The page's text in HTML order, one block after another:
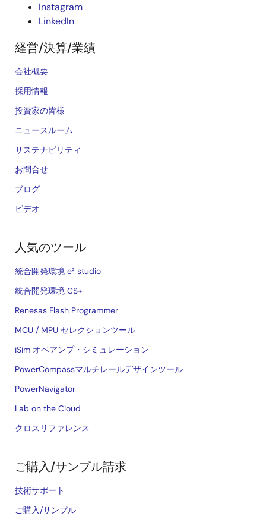
Instagram
LinkedIn
経営/決算/業績
会社概要
採用情報
投資家の皆様
ニュースルーム
サステナビリティ
お問合せ
ブログ
ビデオ
人気のツール
統合開発環境 e² studio
統合開発環境 CS+
Renesas Flash Programmer
MCU / MPU セレクションツール
iSim オペアンプ・シミュレーション
PowerCompassマルチレールデザインツール
PowerNavigator
Lab on the Cloud
クロスリファレンス
ご購入/サンプル請求
技術サポート
ご購入/サンプル